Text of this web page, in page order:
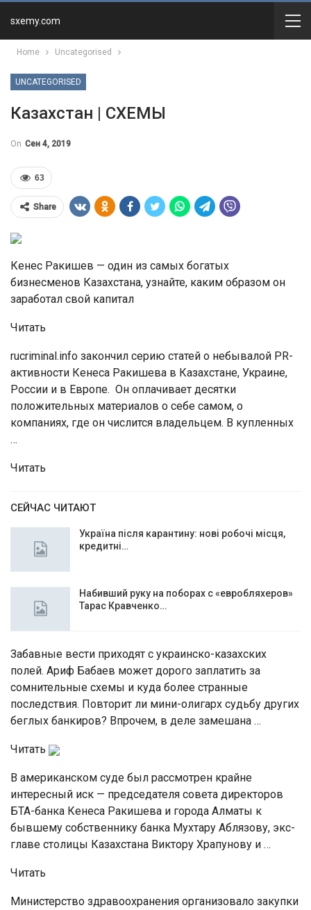
sxemy.com
Home Uncategorised
UNCATEGORISED
Казахстан | СХЕМЫ
On Сен 4, 2019
63
Share
Кенес Ракишев — один из самых богатых
бизнесменов Казахстана, узнайте, каким образом он
заработал свой капитал
Читать
rucriminal.info закончил серию статей о небывалой PR-
активности Кенеса Ракишева в Казахстане, Украине,
России и в Европе. Он оплачивает десятки
положительных материалов о себе самом, о
компаниях, где он числится владельцем. В купленных
…
Читать
СЕЙЧАС ЧИТАЮТ
Україна після карантину: нові робочі місця,
кредитні…
Набивший руку на поборах с «евробляхеров»
Тарас Кравченко…
Забавные вести приходят с украинско-казахских
полей. Ариф Бабаев может дорого заплатить за
сомнительные схемы и куда более странные
последствия. Повторит ли мини-олигарх судьбу других
беглых банкиров? Впрочем, в деле замешана …
Читать
В американском суде был рассмотрен крайне
интересный иск — председателя совета директоров
БТА-банка Кенеса Ракишева и города Алматы к
бывшему собственнику банка Мухтару Аблязову, экс-
главе столицы Казахстана Виктору Храпунову и …
Читать
Министерство здравоохранения организовало закупки